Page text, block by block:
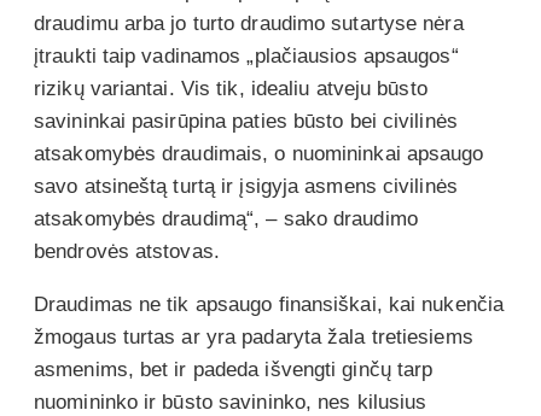
draudimu arba jo turto draudimo sutartyse nėra
įtraukti taip vadinamos „plačiausios apsaugos“
rizikų variantai. Vis tik, idealiu atveju būsto
savininkai pasirūpina paties būsto bei civilinės
atsakomybės draudimais, o nuomininkai apsaugo
savo atsineštą turtą ir įsigyja asmens civilinės
atsakomybės draudimą“, – sako draudimo
bendrovės atstovas.
Draudimas ne tik apsaugo finansiškai, kai nukenčia
žmogaus turtas ar yra padaryta žala tretiesiems
asmenims, bet ir padeda išvengti ginčų tarp
nuomininko ir būsto savininko, nes kilusius